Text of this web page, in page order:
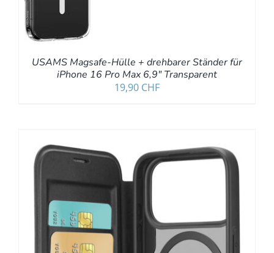
USAMS Magsafe-Hülle + drehbarer Ständer für
iPhone 16 Pro Max 6,9″ Transparent
19,90 CHF